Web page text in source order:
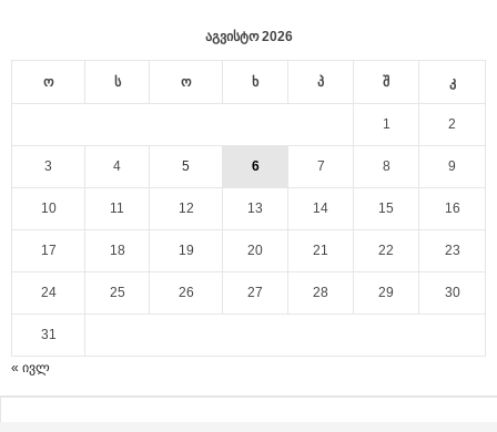
აგვისტო 2026
ო ს ო ხ პ შ კ
1 2
3 4 5 6 7 8 9
10 11 12 13 14 15 16
17 18 19 20 21 22 23
24 25 26 27 28 29 30
31
« ივლ